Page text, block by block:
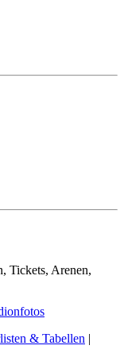
Tickets, Arenen,
& Tabellen |